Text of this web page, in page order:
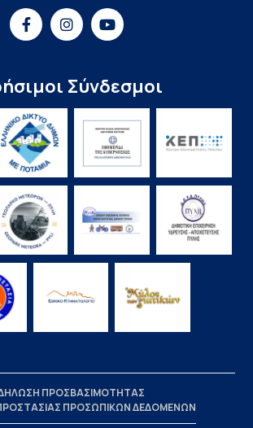
Σύνδεσμοι
ΠΡΟΣΒΑΣΙΜΟΤΗΤΑΣ
ΠΡΟΣΩΠΙΚΩΝ ΔΕΔΟΜΕΝΩΝ